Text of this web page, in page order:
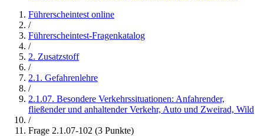
Führerscheintest online
/
Führerscheintest-Fragenkatalog
/
2. Zusatzstoff
/
2.1. Gefahrenlehre
/
2.1.07. Besondere Verkehrssituationen: Anfahrender,
fließender und anhaltender Verkehr, Auto und Zweirad, Wild
/
Frage 2.1.07-102 (3 Punkte)